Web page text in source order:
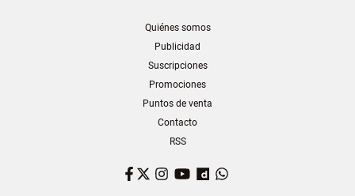
Quiénes somos
Publicidad
Suscripciones
Promociones
Puntos de venta
Contacto
RSS
Facebook
TwitterInstagram
YouTubeDailymotion